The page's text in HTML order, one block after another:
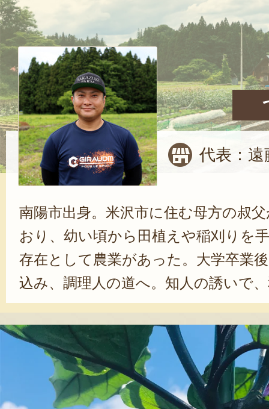
代表：遠
南陽市出身。米沢市に住む母方の叔
おり、幼い頃から田植えや稲刈りを
存在として農業があった。大学卒業
込み、調理人の道へ。知人の誘いで
して腕を磨いた。その店で有機野菜
受け、「自分もいつか有機野菜を作
になった。父の他界をきっかけに地
に就農した。栽培のモットーは「野
薬や化学肥料を使わず、野菜に余計